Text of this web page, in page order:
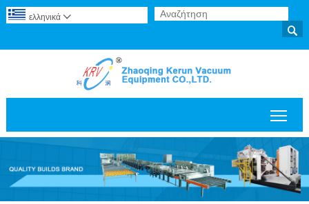

ελληνικά 